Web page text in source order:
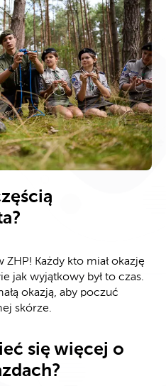
ZHP! Każdy kto miał okazję
jak wyjątkowy był to czas.
okazją, aby poczuć
skórze.
się więcej o